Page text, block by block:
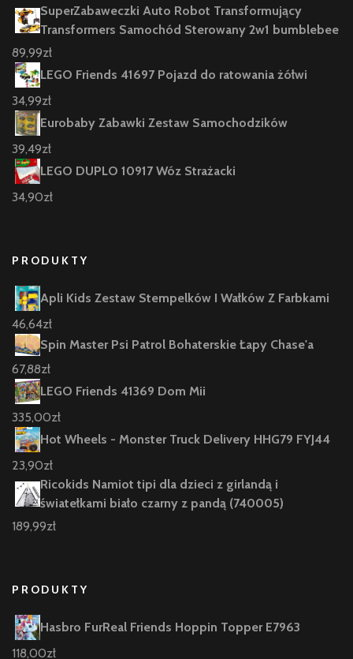
SuperZabaweczki Auto Robot Transformujący
Transformers Samochód Sterowany 2w1 bumblebee
89,99zł
LEGO Friends 41697 Pojazd do ratowania żółwi
34,99zł
Eurobaby Zabawki Zestaw Samochodzików
39,49zł
LEGO DUPLO 10917 Wóz Strażacki
34,90zł
PRODUKTY
Apli Kids Zestaw Stempelków I Wałków Z Farbkami
46,64zł
Spin Master Psi Patrol Bohaterskie Łapy Chase'a
67,88zł
LEGO Friends 41369 Dom Mii
335,00zł
Hot Wheels - Monster Truck Delivery HHG79 FYJ44
23,90zł
Ricokids Namiot tipi dla dzieci z girlandą i
światełkami biało czarny z pandą (740005)
189,99zł
PRODUKTY
Hasbro FurReal Friends Hoppin Topper E7963
118,00zł